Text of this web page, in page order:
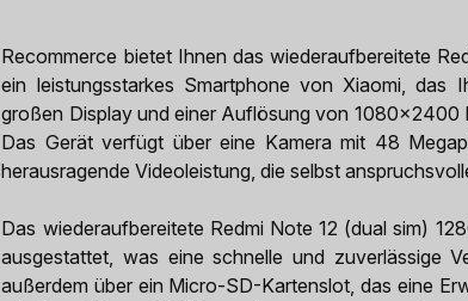
Recommerce bietet Ihnen das wiederaufbereitete
ein leistungsstarkes Smartphone von Xiaomi,
großen Display und einer Auflösung von 1080x2400
Das Gerät verfügt über eine Kamera mit 48
herausragende Videoleistung, die selbst
Das wiederaufbereitete Redmi Note 12 (dual sim)
ausgestattet, was eine schnelle und zuverlässige
außerdem über ein Micro-SD-Kartenslot, das eine